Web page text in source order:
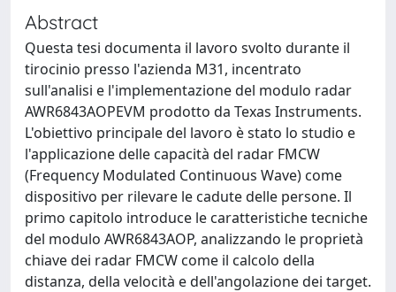
Abstract
Questa tesi documenta il lavoro svolto durante il
tirocinio presso l'azienda M31, incentrato
sull'analisi e l'implementazione del modulo radar
AWR6843AOPEVM prodotto da Texas Instruments.
L'obiettivo principale del lavoro è stato lo studio e
l'applicazione delle capacità del radar FMCW
(Frequency Modulated Continuous Wave) come
dispositivo per rilevare le cadute delle persone. Il
primo capitolo introduce le caratteristiche tecniche
del modulo AWR6843AOP, analizzando le proprietà
chiave dei radar FMCW come il calcolo della
distanza, della velocità e dell'angolazione dei target.